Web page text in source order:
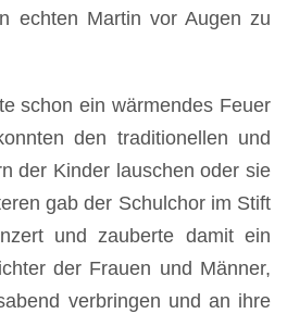
echten Martin vor Augen zu
schon ein wärmendes Feuer
den traditionellen und
der Kinder lauschen oder sie
gab der Schulchor im Stift
und zauberte damit ein
der Frauen und Männer,
verbringen und an ihre